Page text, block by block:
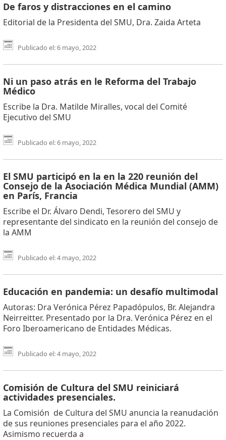
De faros y distracciones en el camino
Editorial de la Presidenta del SMU, Dra. Zaida Arteta
Publicado el: 6 mayo, 2022
Ni un paso atrás en le Reforma del Trabajo
Médico
Escribe la Dra. Matilde Miralles, vocal del Comité
Ejecutivo del SMU
Publicado el: 6 mayo, 2022
El SMU participó en la en la 220 reunión del
Consejo de la Asociación Médica Mundial (AMM)
en París, Francia
Escribe el Dr. Álvaro Dendi, Tesorero del SMU y
representante del sindicato en la reunión del consejo de
la AMM
Publicado el: 4 mayo, 2022
Educación en pandemia: un desafío multimodal
Autoras: Dra Verónica Pérez Papadópulos, Br. Alejandra
Neirreitter. Presentado por la Dra. Verónica Pérez en el
Foro Iberoamericano de Entidades Médicas.
Publicado el: 4 mayo, 2022
Comisión de Cultura del SMU reiniciará
actividades presenciales.
La Comisión de Cultura del SMU anuncia la reanudación
de sus reuniones presenciales para el año 2022.
Asimismo recuerda a